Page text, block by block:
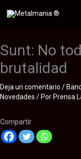
Sunt: No
brutalidad
Deja un comentario /
Novedades / Por Prensa
Compartir